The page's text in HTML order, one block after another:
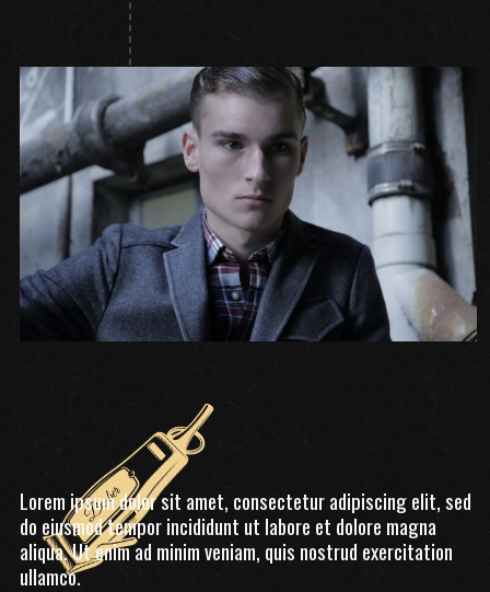
Lorem ipsum dolor sit amet, consectetur adipiscing elit, sed
do eiusmod tempor incididunt ut labore et dolore magna
aliqua. Ut enim ad minim veniam, quis nostrud exercitation
ullamco.